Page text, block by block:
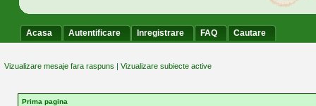
Acasa Autentificare Inregistrare FAQ Cautare
Vizualizare mesaje fara raspuns | Vizualizare subiecte active
Prima pagina